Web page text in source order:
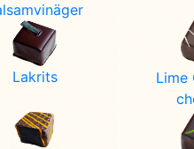
Lakrits
Lime